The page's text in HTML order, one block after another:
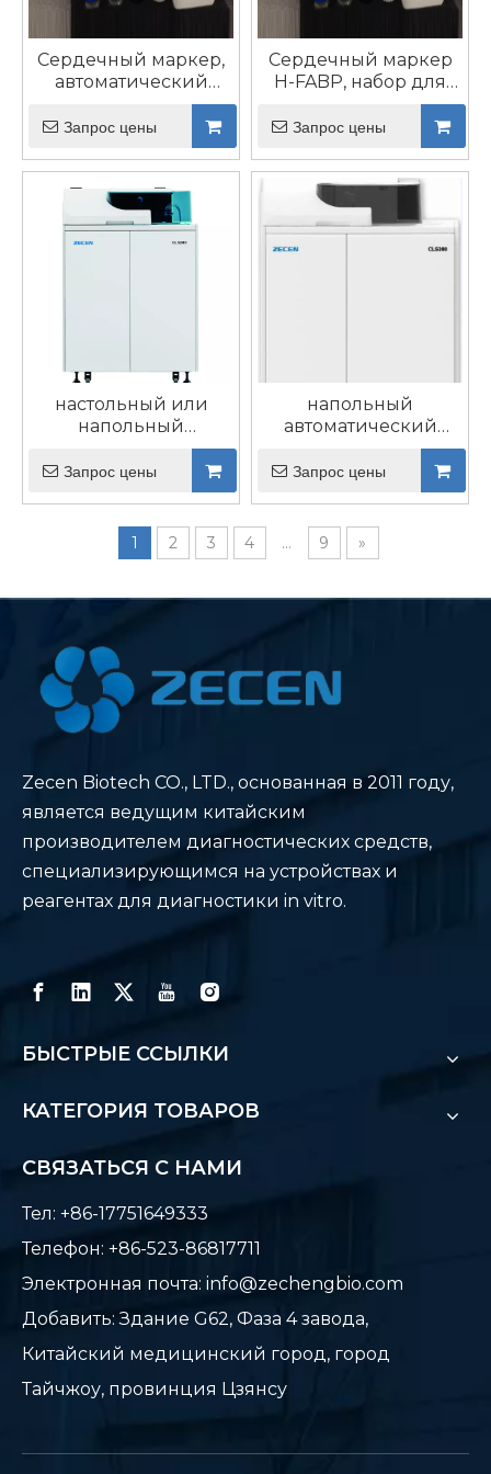
Сердечный маркер,
автоматический
иммуноанализатор,
клинический набор
диагностический
Запрос цены
Сердечный маркер
H-FABP, набор для
хемилюминесцентного
иммуноанализа,
диагностики белков,
связывающих
жирные кислоты
типа сердца
Запрос цены
настольный или
напольный
Автоматический
биохимический
анализатор 200
Запрос цены
напольный
автоматический
биохимический
анализатор 300
Запрос цены
1 2 3 4 ... 9 »
Zecen Biotech CO., LTD., основанная в 2011 году,
является ведущим китайским
производителем диагностических средств,
специализирующимся на устройствах и
реагентах для диагностики in vitro.
БЫСТРЫЕ ССЫЛКИ
КАТЕГОРИЯ ТОВАРОВ
СВЯЗАТЬСЯ С НАМИ
Тел: +86-17751649333
Телефон: +86-523-86817711
Электронная почта: info@zechengbio.com
Добавить: Здание G62, Фаза 4 завода,
Китайский медицинский город, город
Тайчжоу, провинция Цзянсу